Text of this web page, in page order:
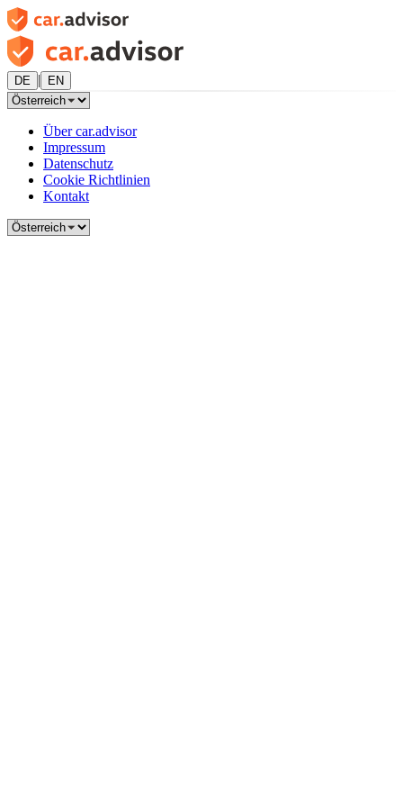
DE | EN
Über car.advisor
Impressum
Datenschutz
Cookie Richtlinien
Kontakt